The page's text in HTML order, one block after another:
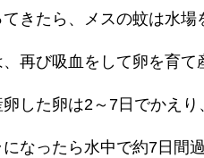
きたら、メスの蚊は水場
再び吸血をして卵を育て
した卵は2～7日でかえり
なったら水中で約7日間